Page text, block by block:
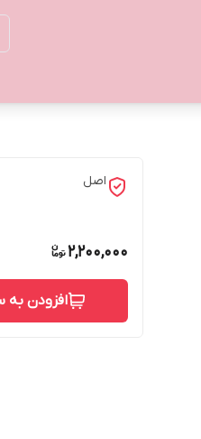
اصل
2,200,000
افزودن به